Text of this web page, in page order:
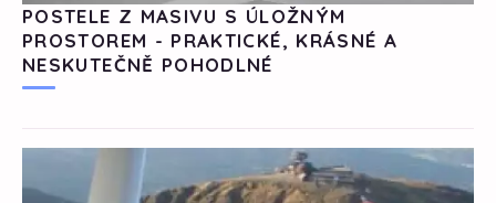
POSTELE Z MASIVU S ÚLOŽNÝM
PROSTOREM - PRAKTICKÉ, KRÁSNÉ A
NESKUTEČNĚ POHODLNÉ